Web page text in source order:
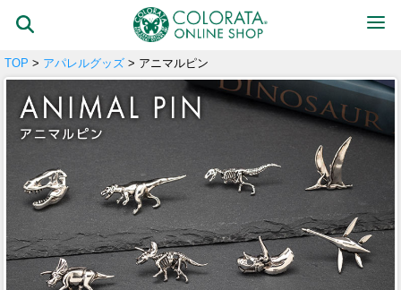
TOP > アパレルグッズ > アニマルピン